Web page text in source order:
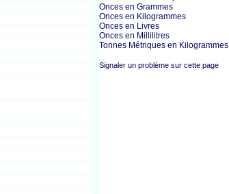
Onces en Grammes
Onces en Kilogrammes
Onces en Livres
Onces en Millilitres
Tonnes Métriques en Kilogrammes
Signaler un problème sur cette page